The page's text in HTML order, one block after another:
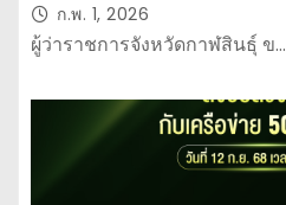
ก.พ. 1, 2026
ผู้ว่าราชการจังหวัดกาฬสินธุ์ ข…